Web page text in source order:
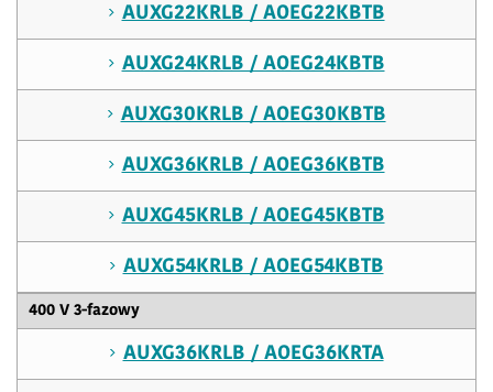
AUXG22KRLB / AOEG22KBTB
AUXG24KRLB / AOEG24KBTB
AUXG30KRLB / AOEG30KBTB
AUXG36KRLB / AOEG36KBTB
AUXG45KRLB / AOEG45KBTB
AUXG54KRLB / AOEG54KBTB
400 V 3-fazowy
AUXG36KRLB / AOEG36KRTA